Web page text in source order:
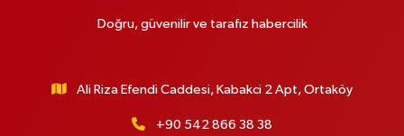
Doğru, güvenilir ve tarafız habercilik
Ali Riza Efendi Caddesi, Kabakci 2 Apt, Ortaköy
+90 542 866 38 38